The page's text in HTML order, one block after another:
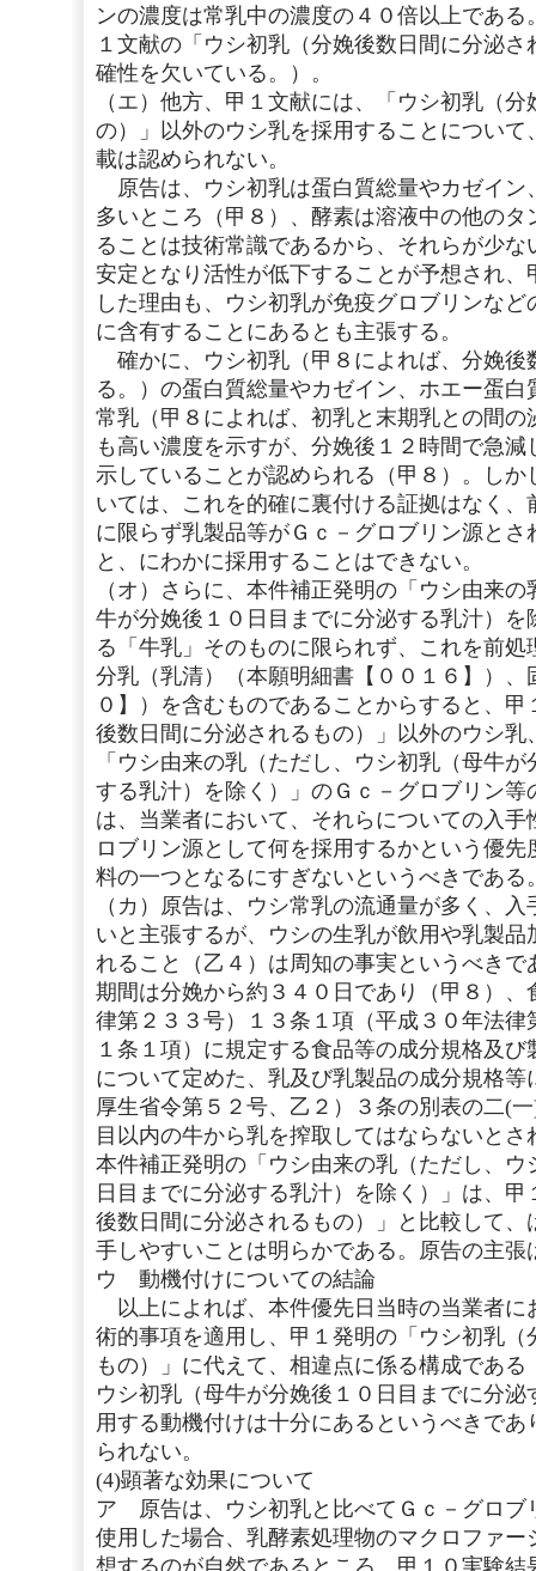
ンの濃度は常乳中の濃度の４０倍以上であ
１文献の「ウシ初乳（分娩後数日間に分泌
確性を欠いている。）。
（エ）他方、甲１文献には、「ウシ初乳（
の）」以外のウシ乳を採用することについ
載は認められない。
原告は、ウシ初乳は蛋白質総量やカゼイン
多いところ（甲８）、酵素は溶液中の他の
ることは技術常識であるから、それらが少
安定となり活性が低下することが予想され
した理由も、ウシ初乳が免疫グロブリンな
に含有することにあるとも主張する。
確かに、ウシ初乳（甲８によれば、分娩後
る。）の蛋白質総量やカゼイン、ホエー蛋
常乳（甲８によれば、初乳と末期乳との間
も高い濃度を示すが、分娩後１２時間で急
示していることが認められる（甲８）。し
いては、これを的確に裏付ける証拠はなく
に限らず乳製品等がＧｃ－グロブリン源と
と、にわかに採用することはできない。
（オ）さらに、本件補正発明の「ウシ由来
牛が分娩後１０日目までに分泌する乳汁）
る「牛乳」そのものに限られず、これを前
分乳（乳清）（本願明細書【００１６】）、
０】）を含むものであることからすると、
後数日間に分泌されるもの）」以外のウシ
「ウシ由来の乳（ただし、ウシ初乳（母牛
する乳汁）を除く）」のＧｃ－グロブリン
は、当業者において、それらについての入
ロブリン源として何を採用するかという優
料の一つとなるにすぎないというべきである
（カ）原告は、ウシ常乳の流通量が多く、
いと主張するが、ウシの生乳が飲用や乳製
れること（乙４）は周知の事実というべき
期間は分娩から約３４０日であり（甲８）
律第２３３号）１３条１項（平成３０年法
１条１項）に規定する食品等の成分規格及
について定めた、乳及び乳製品の成分規格
厚生省令第５２号、乙２）３条の別表の二(
目以内の牛から乳を搾取してはならないと
本件補正発明の「ウシ由来の乳（ただし、
日目までに分泌する乳汁）を除く）」は、
後数日間に分泌されるもの）」と比較して
手しやすいことは明らかである。原告の主張
ウ 動機付けについての結論
以上によれば、本件優先日当時の当業者に
術的事項を適用し、甲１発明の「ウシ初乳
もの）」に代えて、相違点に係る構成であ
ウシ初乳（母牛が分娩後１０日目までに分
用する動機付けは十分にあるというべきで
られない。
(4)顕著な効果について
ア 原告は、ウシ初乳と比べてＧｃ－グロブ
使用した場合、乳酵素処理物のマクロファ
想するのが自然であるところ、甲１０実験